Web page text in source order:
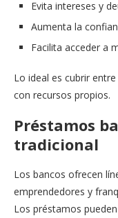
Evita intereses y
Aumenta la
Facilita acceder a
Lo ideal es cubrir entre
con recursos propios.
Préstamos
tradicional
Los bancos ofrecen
emprendedores y
Los préstamos